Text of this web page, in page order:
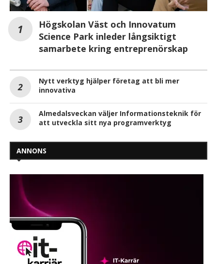
Högskolan Väst och Innovatum
Science Park inleder långsiktigt
samarbete kring entreprenörskap
Nytt verktyg hjälper företag att bli mer
innovativa
Almedalsveckan väljer Informationsteknik för
att utveckla sitt nya programverktyg
ANNONS